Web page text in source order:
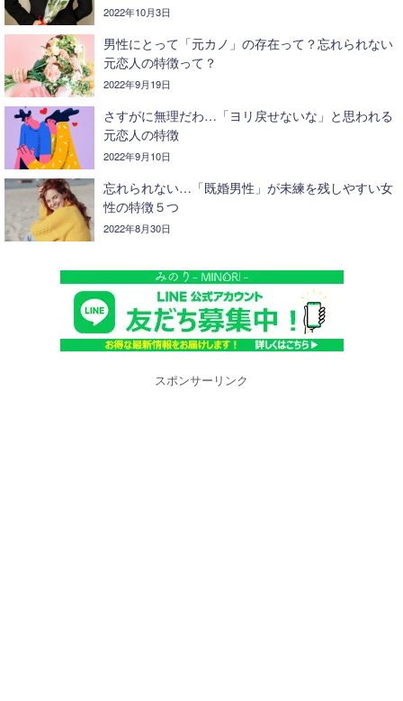
2022年10月3日
男性にとって「元カノ」の存在って？忘れられない
元恋人の特徴って？
2022年9月19日
さすがに無理だわ…「ヨリ戻せないな」と思われる
元恋人の特徴
2022年9月10日
忘れられない…「既婚男性」が未練を残しやすい女
性の特徴５つ
2022年8月30日
スポンサーリンク